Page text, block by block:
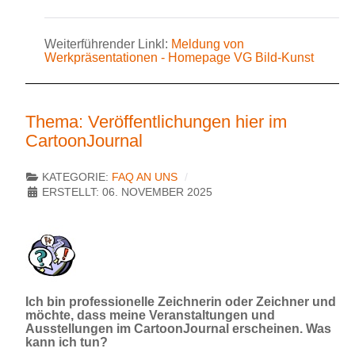
Weiterführender Linkl: Meldung von
Werkpräsentationen - Homepage VG Bild-Kunst
Thema: Veröffentlichungen hier im
CartoonJournal
KATEGORIE: FAQ AN UNS
ERSTELLT: 06. NOVEMBER 2025
Ich bin professionelle Zeichnerin oder Zeichner und
möchte, dass meine Veranstaltungen und
Ausstellungen im CartoonJournal erscheinen. Was
kann ich tun?